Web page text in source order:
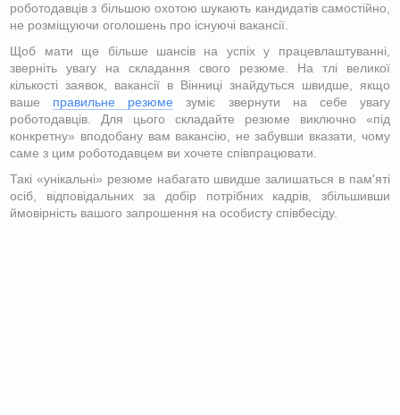
роботодавців з більшою охотою шукають кандидатів самостійно,
не розміщуючи оголошень про існуючі вакансії.
Щоб мати ще більше шансів на успіх у працевлаштуванні,
зверніть увагу на складання свого резюме. На тлі великої
кількості заявок, вакансії в Вінниці знайдуться швидше, якщо
ваше правильне резюме зуміє звернути на себе увагу
роботодавців. Для цього складайте резюме виключно «під
конкретну» вподобану вам вакансію, не забувши вказати, чому
саме з цим роботодавцем ви хочете співпрацювати.
Такі «унікальні» резюме набагато швидше залишаться в пам'яті
осіб, відповідальних за добір потрібних кадрів, збільшивши
ймовірність вашого запрошення на особисту співбесіду.